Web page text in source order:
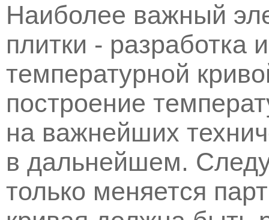
Наиболее важный
плитки - разработка
температурной
построение
на важнейших
в дальнейшем.
только меняется